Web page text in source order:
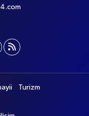
Turizm